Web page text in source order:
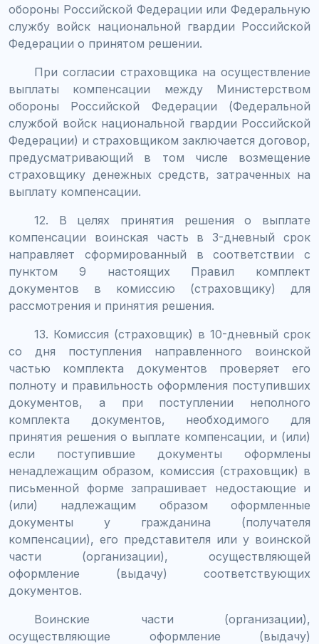
обороны Российской Федерации или Федеральную
службу войск национальной гвардии Российской
Федерации о принятом решении.
При согласии страховщика на осуществление
выплаты компенсации между Министерством
обороны Российской Федерации (Федеральной
службой войск национальной гвардии Российской
Федерации) и страховщиком заключается договор,
предусматривающий в том числе возмещение
страховщику денежных средств, затраченных на
выплату компенсации.
12. В целях принятия решения о выплате
компенсации воинская часть в 3-дневный срок
направляет сформированный в соответствии с
пунктом 9 настоящих Правил комплект
документов в комиссию (страховщику) для
рассмотрения и принятия решения.
13. Комиссия (страховщик) в 10-дневный срок
со дня поступления направленного воинской
частью комплекта документов проверяет его
полноту и правильность оформления поступивших
документов, а при поступлении неполного
комплекта документов, необходимого для
принятия решения о выплате компенсации, и (или)
если поступившие документы оформлены
ненадлежащим образом, комиссия (страховщик) в
письменной форме запрашивает недостающие и
(или) надлежащим образом оформленные
документы у гражданина (получателя
компенсации), его представителя или у воинской
части (организации), осуществляющей
оформление (выдачу) соответствующих
документов.
Воинские части (организации),
осуществляющие оформление (выдачу)